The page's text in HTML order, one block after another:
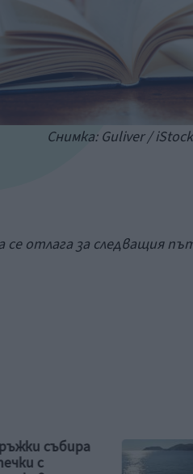
Снимка: Guliver / iStock
се отлага за следващия
красивото и